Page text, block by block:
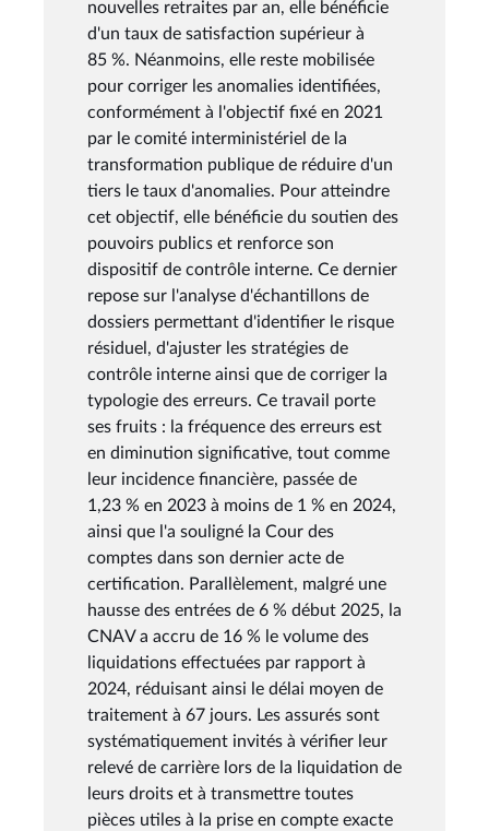
nouvelles retraites par an, elle bénéficie
d'un taux de satisfaction supérieur à
85 %. Néanmoins, elle reste mobilisée
pour corriger les anomalies identifiées,
conformément à l'objectif fixé en 2021
par le comité interministériel de la
transformation publique de réduire d'un
tiers le taux d'anomalies. Pour atteindre
cet objectif, elle bénéficie du soutien des
pouvoirs publics et renforce son
dispositif de contrôle interne. Ce dernier
repose sur l'analyse d'échantillons de
dossiers permettant d'identifier le risque
résiduel, d'ajuster les stratégies de
contrôle interne ainsi que de corriger la
typologie des erreurs. Ce travail porte
ses fruits : la fréquence des erreurs est
en diminution significative, tout comme
leur incidence financière, passée de
1,23 % en 2023 à moins de 1 % en 2024,
ainsi que l'a souligné la Cour des
comptes dans son dernier acte de
certification. Parallèlement, malgré une
hausse des entrées de 6 % début 2025, la
CNAV a accru de 16 % le volume des
liquidations effectuées par rapport à
2024, réduisant ainsi le délai moyen de
traitement à 67 jours. Les assurés sont
systématiquement invités à vérifier leur
relevé de carrière lors de la liquidation de
leurs droits et à transmettre toutes
pièces utiles à la prise en compte exacte